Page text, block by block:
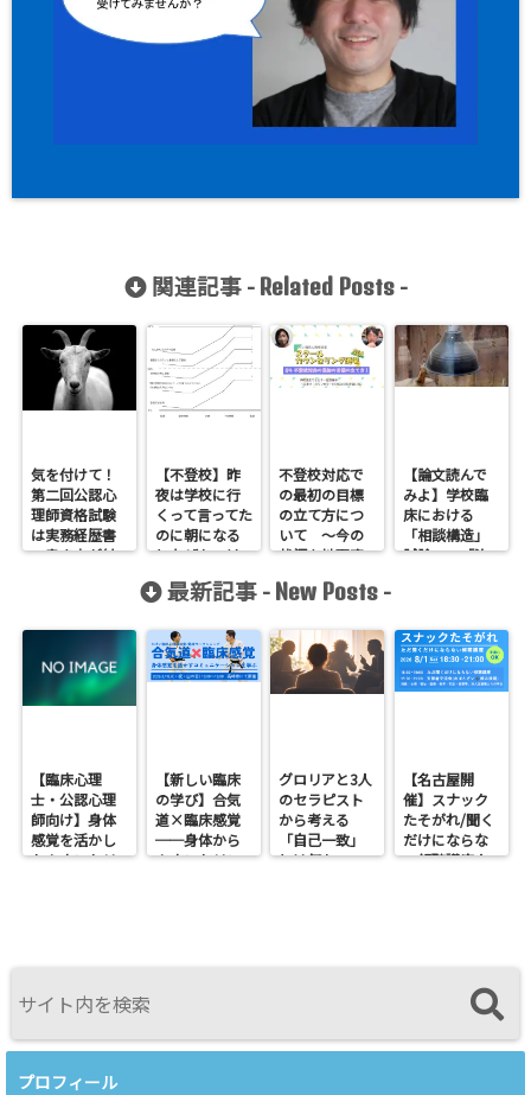
関連記事 - Related Posts-
気を付けて！
第二回公認心
理師資格試験
は実務経歴書
の書き方が(な
【不登校】昨
夜は学校に行
くって言ってた
のに朝になる
となぜかいけ
題 その２
不登校対応で
の最初の目標
の立て方につ
いて 〜今の
状況を地下室
てで見てみ
【論文読んで
みよ】学校臨
床における
「相談構造」
試論 ―「治
１）
最新記事 - New Posts -
【臨床心理
士・公認心理
師向け】身体
感覚を活かし
たカウンセリ
【新しい臨床
の学び】合気
道×臨床感覚
──身体から
カウンセリン
グロリアと3人
のセラピスト
から考える
「自己一致」
とは何か──
【名古屋開
催】スナック
たそがれ/聞く
だけにならな
い傾聴講座
プロフィール